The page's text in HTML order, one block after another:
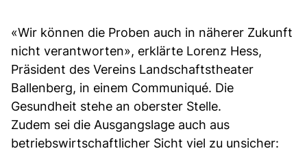
«Wir können die Proben auch in näherer Zukunft
nicht verantworten», erklärte Lorenz Hess,
Präsident des Vereins Landschaftstheater
Ballenberg, in einem Communiqué. Die
Gesundheit stehe an oberster Stelle.
Zudem sei die Ausgangslage auch aus
betriebswirtschaftlicher Sicht viel zu unsicher: